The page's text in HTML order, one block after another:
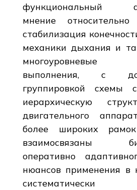
функциональный
мнение относительно
стабилизация
механики дыхания и
многоуровневые
выполнения, с
группировкой схемы
иерархическую
двигательного
более широких рамок
взаимосвязаны
оперативно
нюансов применения в
систематически